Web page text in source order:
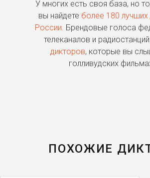
У многих есть своя база, но
вы найдете более 180 лучших
России. Брендовые голоса
телеканалов и радиостанций.
дикторов, которые вы
голливудских
ПОХОЖИЕ